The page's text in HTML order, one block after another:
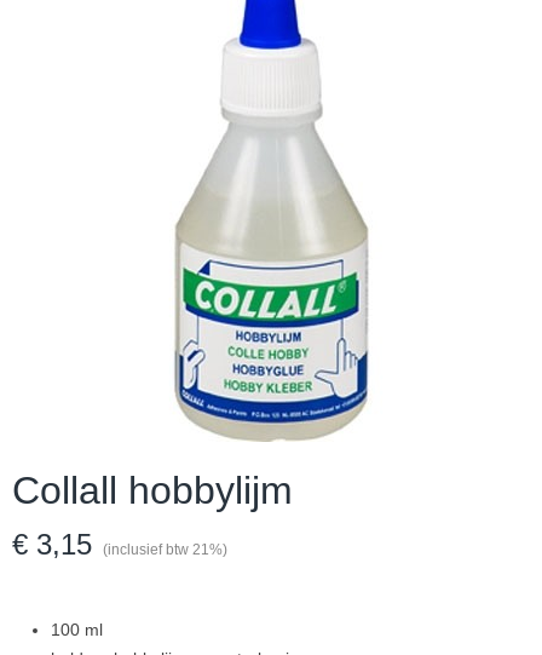
Collall hobbylijm
€ 3,15 (inclusief btw 21%)
100 ml